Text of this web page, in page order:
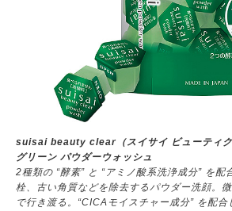
suisai beauty clear（スイサイ ビューティク
グリーン パウダーウォッシュ
2種類の “酵素” と “アミノ酸系洗浄成分” を配
栓、古い角質などを除去するパウダー洗顔。
で行き渡る。“CICAモイスチャー成分” を配